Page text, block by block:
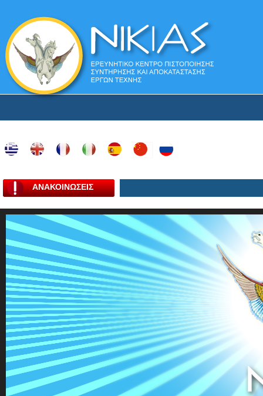
ΑΝΑΚΟΙΝΩΣΕΙΣ